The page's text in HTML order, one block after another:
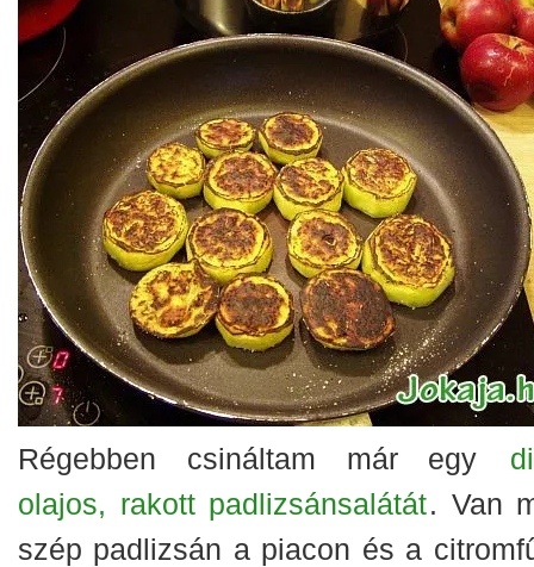
Régebben csináltam már egy
olajos, rakott padlizsánsalátát. Van
szép padlizsán a piacon és a